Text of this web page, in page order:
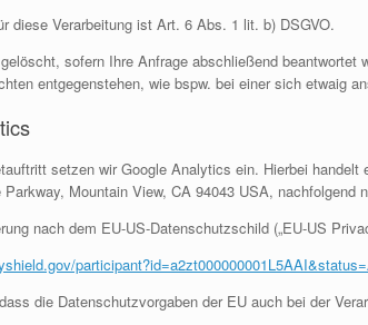
diese Verarbeitung ist Art. 6 Abs. 1 lit. b) DSGVO.
sofern Ihre Anfrage abschließend
entgegenstehen, wie bspw. bei einer sich etwaig
setzen wir Google Analytics ein. Hierbei
Mountain View, CA 94043 USA, nachfolgend
nach dem EU-US-Datenschutzschild („EU-US
die Datenschutzvorgaben der EU auch bei der